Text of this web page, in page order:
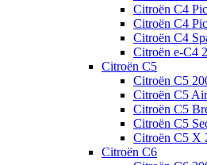
Citroën C4
Citroën C4
Citroën C4
Citroën e-C4
Citroën C5
Citroën C5
Citroën C5
Citroën C5
Citroën C5
Citroën C5 X
Citroën C6